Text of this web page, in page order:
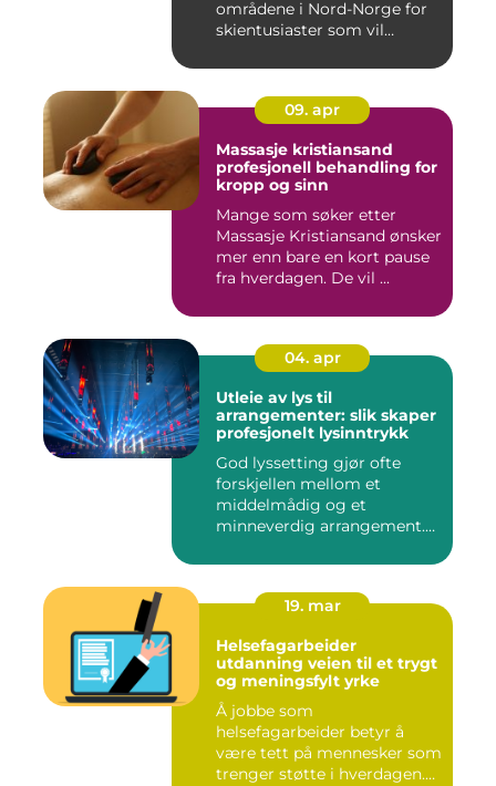
områdene i Nord-Norge for
skientusiaster som vil
09. apr
Massasje kristiansand
profesjonell behandling for
kropp og sinn
Mange som søker etter
Massasje Kristiansand ønsker
mer enn bare en kort pause
fra hverdagen. De vil ...
04. apr
Utleie av lys til
arrangementer: slik skaper
profesjonelt lysinntrykk
God lyssetting gjør ofte
forskjellen mellom et
middelmådig og et
minneverdig arrangement.
19. mar
Helsefagarbeider
utdanning veien til et trygt
og meningsfylt yrke
Å jobbe som
helsefagarbeider betyr å
være tett på mennesker som
trenger støtte i hverdagen.